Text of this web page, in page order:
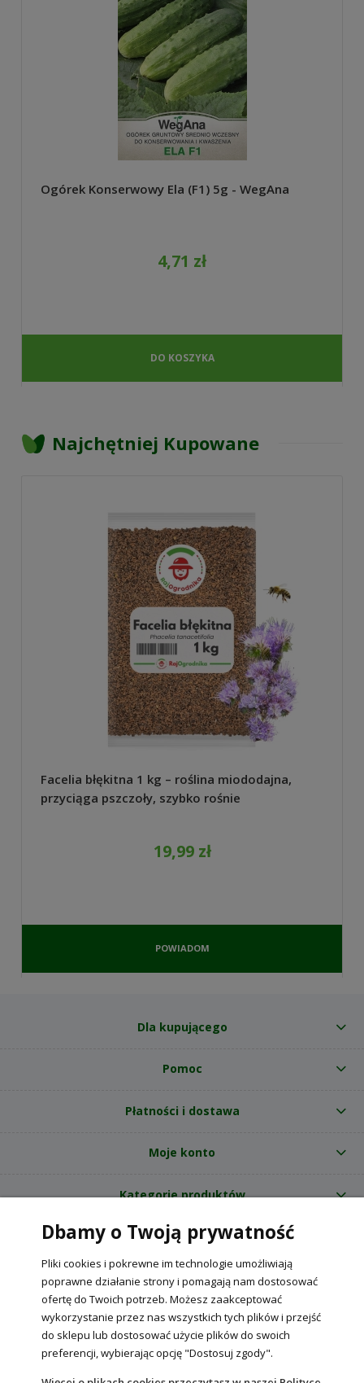
Ogórek Konserwowy Ela (F1) 5g - WegAna
4,71 zł
DO KOSZYKA
Najchętniej Kupowane
Facelia błękitna 1 kg – roślina miododajna,
przyciąga pszczoły, szybko rośnie
19,99 zł
POWIADOM
DOSTĘPNOŚCI
Dla kupującego
Pomoc
Płatności i dostawa
Moje konto
Kategorie produktów
O nas
Internetowy sklep ogrodniczy z nasionami RajOgrodnika.pl
NIP: 6090037061, REGON: 260240470 | Czarnca, ul. Tęczowa 31, 29-100
Włoszczowa
POKAŻ PEŁNĄ WERSJĘ STRONY
Dbamy o Twoją prywatność
Pliki cookies i pokrewne im technologie umożliwiają
poprawne działanie strony i pomagają nam dostosować
ofertę do Twoich potrzeb. Możesz zaakceptować
wykorzystanie przez nas wszystkich tych plików i przejść
do sklepu lub dostosować użycie plików do swoich
preferencji, wybierając opcję "Dostosuj zgody".